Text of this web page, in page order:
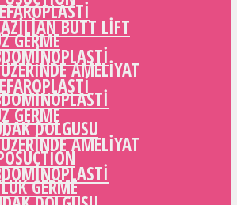
GERME
AMELIYAT
DOLGUSU
GERME
BUTT LIFT
GERME
AMELIYAT